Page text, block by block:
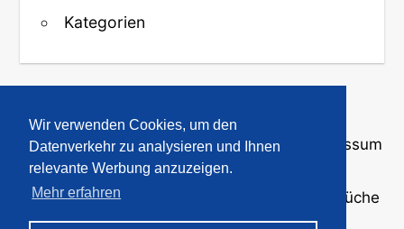
Wir verwenden Cookies, um den
Datenverkehr zu analysieren und Ihnen
relevante Werbung anzuzeigen.
Mehr erfahren
Kategorien
↑ Zurück zum Anfang
Über uns·Kontakt·Datenschutz Impressum
© 2008-2026
· Bilder und Sprüche
für WhatsApp und Profile